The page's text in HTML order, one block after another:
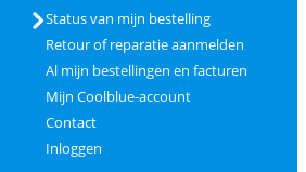
Status van mijn bestelling
Retour of reparatie aanmelden
Al mijn bestellingen en facturen
Mijn Coolblue-account
Contact
Inloggen